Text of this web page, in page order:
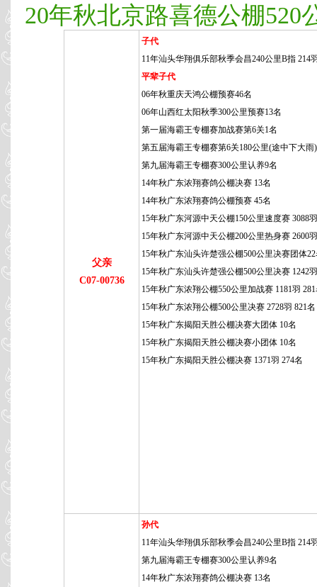
20年秋北京路喜德公棚520
父亲
C07-00736
子代
11年汕头华翔俱乐部秋季会昌240公里B指 214
平辈子代
06年秋重庆天鸿公棚预赛46名
06年山西红太阳秋季300公里预赛13名
第一届海霸王专棚赛加战赛第6关1名
第五届海霸王专棚赛第6关180公里(途中下大雨
第九届海霸王专棚赛300公里认养9名
14年秋广东浓翔赛鸽公棚决赛 13名
14年秋广东浓翔赛鸽公棚预赛 45名
15年秋广东河源中天公棚150公里速度赛 3088
15年秋广东河源中天公棚200公里热身赛 2600
15年秋广东汕头许楚强公棚500公里决赛团体
15年秋广东汕头许楚强公棚500公里决赛 1242
15年秋广东浓翔公棚550公里加战赛 1181羽
15年秋广东浓翔公棚500公里决赛 2728羽 821名
15年秋广东揭阳天胜公棚决赛大团体 10名
15年秋广东揭阳天胜公棚决赛小团体 10名
15年秋广东揭阳天胜公棚决赛 1371羽 274名
孙代
11年汕头华翔俱乐部秋季会昌240公里B指 214
第九届海霸王专棚赛300公里认养9名
14年秋广东浓翔赛鸽公棚决赛 13名